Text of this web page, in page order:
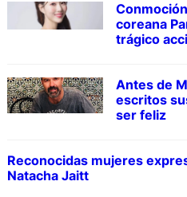
coreana
trágico
Antes de
escritos
ser feliz
Reconocidas mujeres
Natacha Jaitt